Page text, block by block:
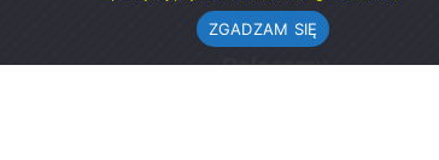
Polecamy
ZGADZAM SIĘ